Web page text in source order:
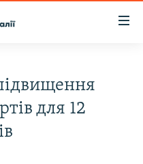
для 12